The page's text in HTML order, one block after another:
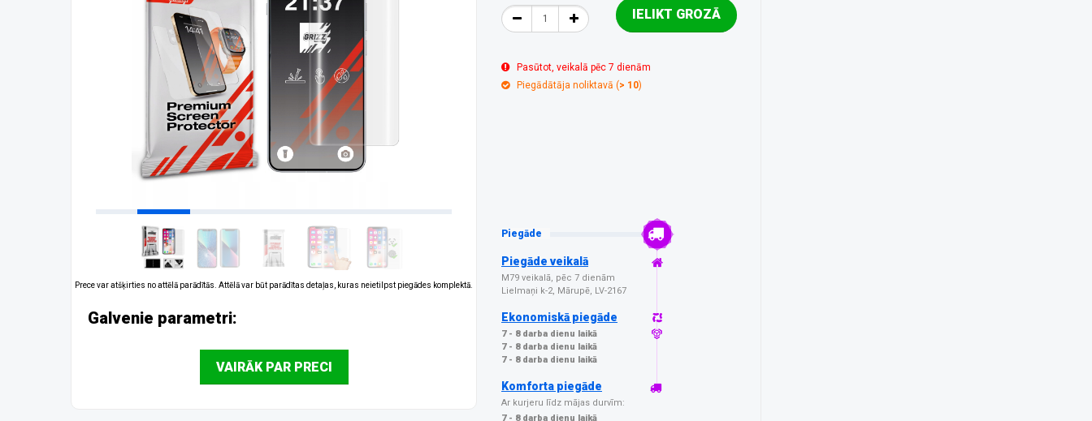
Prece var atšķirties no attēlā parādītās. Attēlā var būt parādītas detaļas, kuras neietilpst piegādes komplektā.
Galvenie parametri:
VAIRĀK PAR PRECI
IELIKT GROZĀ
Pasūtot, veikalā pēc 7 dienām
Piegādātāja noliktavā (> 10)
Piegāde
Piegāde veikalā
M79 veikalā, pēc 7 dienām
Lielmaņi k-2, Mārupē, LV-2167
Ekonomiskā piegāde
7 - 8 darba dienu laikā
7 - 8 darba dienu laikā
7 - 8 darba dienu laikā
Komforta piegāde
Ar kurjeru līdz mājas durvīm:
7 - 8 darba dienu laikā